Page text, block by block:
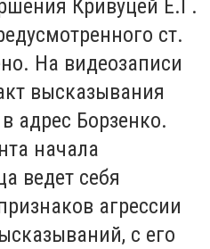
Кривуцей Е.Г.
ст.
На видеозаписи
высказывания
адрес Борзенко.
начала
ведет себя
агрессии
с его